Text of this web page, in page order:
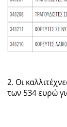
2. Οι
των 534 ευρώ